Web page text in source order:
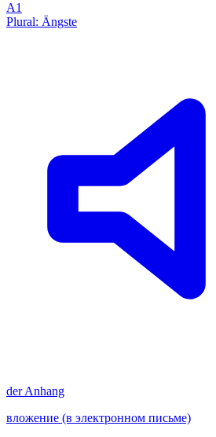
A1
Plural: Ängste
derAnhang
вложение (в электронном письме)